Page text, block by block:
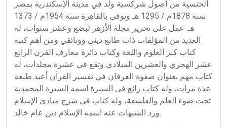
الجنسية من أصول شركسية ولد في مدينة الإسكندرية بمصر
سنة 1878م / 1295 هـ وتوفى بالقاهرة سنة 1954م / 1373
هـ. عمل على تحرير مجلة الأزهر لبضع وعشر سنوات، له
العديد من المؤلفات ذات طابع ديني ووثائقي ومن أهم كتبه
كتاب كنز العلوم واللغة وكتاب دائرة معارف القرن الرابع
عشر الهجري والعشرين الميلادي وتقع في عشرة مجلدات، له
كتاب مهم بعنوان صفوة العرفان في تفسير القرآن أعيد طبعه
عدة مرات، وله كتاب رائع في السيرة اسمه السيرة المحمدية
تحت ضوء العلم والفلسفة، وله كتاب في شرح مبادئ الإسلام
ورد الشبهات عنه اسمه الإسلام دين عام خالد.